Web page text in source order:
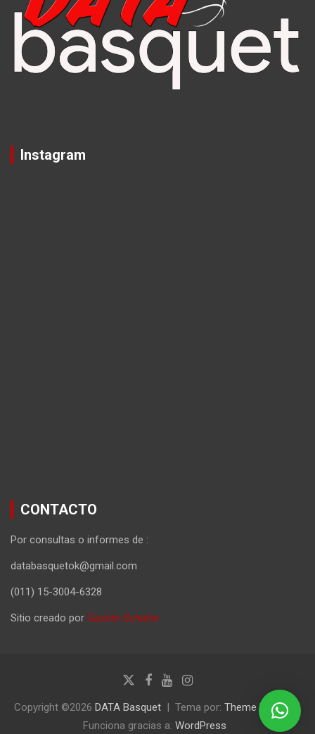
Instagram
CONTACTO
Por consultas o informes de :
databasquetok@gmail.com
(011) 15-3004-6328
Sitio creado por Gastón Schafer
Copyright ©2026 DATA Basquet Tema por: Theme Horse
Funciona gracias a: WordPress